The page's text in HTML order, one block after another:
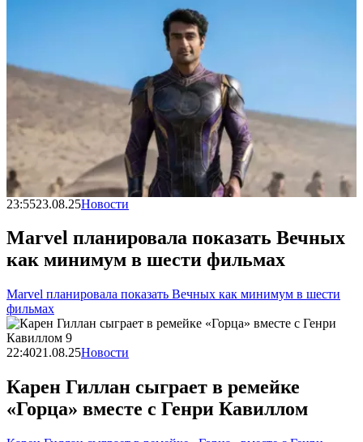
23:5523.08.25Новости
Marvel планировала показать Вечных
как минимум в шести фильмах
Marvel планировала показать Вечных как минимум в шести
фильмах
22:4021.08.25Новости
Карен Гиллан сыграет в ремейке
«Горца» вместе с Генри Кавиллом